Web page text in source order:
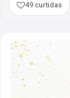
49 curtidas